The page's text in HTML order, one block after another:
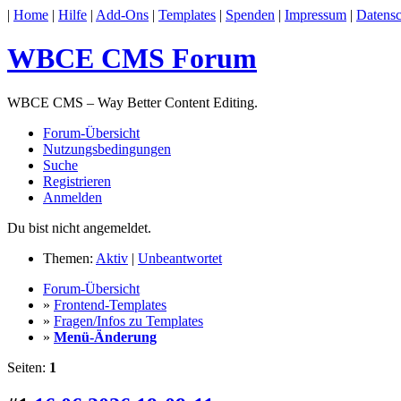
| Home | Hilfe | Add-Ons | Templates | Spenden | Impressum |
WBCE CMS Forum
WBCE CMS – Way Better Content Editing.
Forum-Übersicht
Nutzungsbedingungen
Suche
Registrieren
Anmelden
Du bist nicht angemeldet.
Themen: Aktiv | Unbeantwortet
Forum-Übersicht
» Frontend-Templates
» Fragen/Infos zu Templates
» Menü-Änderung
Seiten: 1